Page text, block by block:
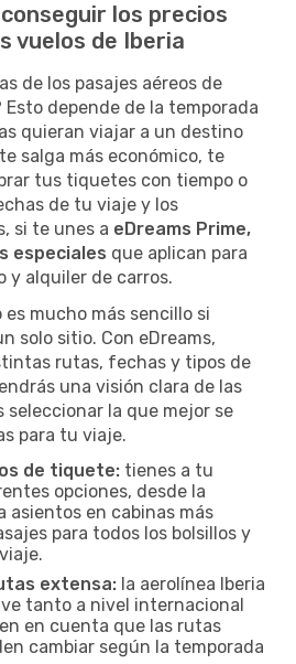
los precios
vuelos de Iberia
de los pasajes aéreos de
depende de la temporada
quieran viajar a un destino
salga más económico, te
tus tiquetes con tiempo o
de tu viaje y los
si te unes a eDreams Prime,
especiales que aplican para
y alquiler de carros.
mucho más sencillo si
solo sitio. Con eDreams,
rutas, fechas y tipos de
una visión clara de las
la que mejor se
para tu viaje.
de tiquete: tienes a tu
opciones, desde la
asientos en cabinas más
para todos los bolsillos y
extensa: la aerolínea Iberia
tanto a nivel internacional
en cuenta que las rutas
cambiar según la temporada